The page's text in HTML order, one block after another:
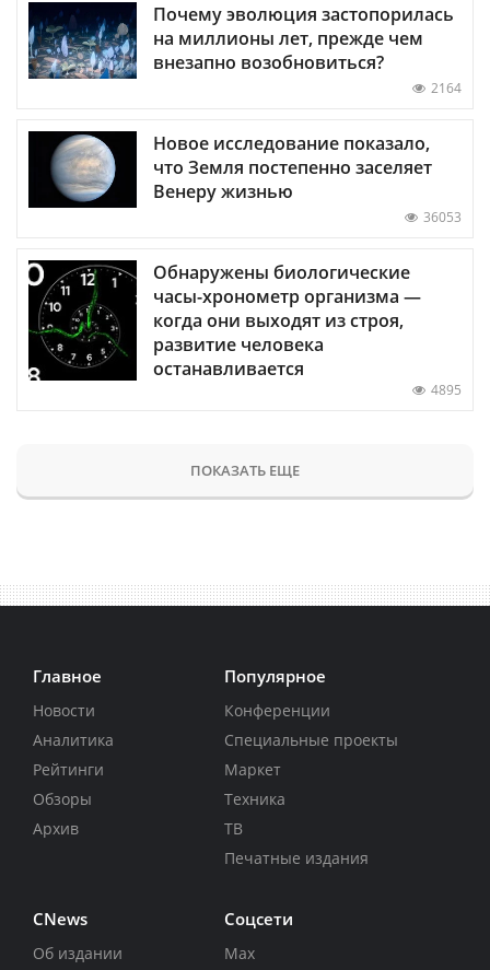
Почему эволюция застопорилась
на миллионы лет, прежде чем
внезапно возобновиться?
2164
Новое исследование показало,
что Земля постепенно заселяет
Венеру жизнью
36053
Обнаружены биологические
часы-хронометр организма —
когда они выходят из строя,
развитие человека
останавливается
4895
ПОКАЗАТЬ ЕЩЕ
Главное
Новости
Аналитика
Рейтинги
Обзоры
Архив
Популярное
Конференции
Специальные проекты
Маркет
Техника
ТВ
Печатные издания
CNews
Об издании
Соцсети
Max